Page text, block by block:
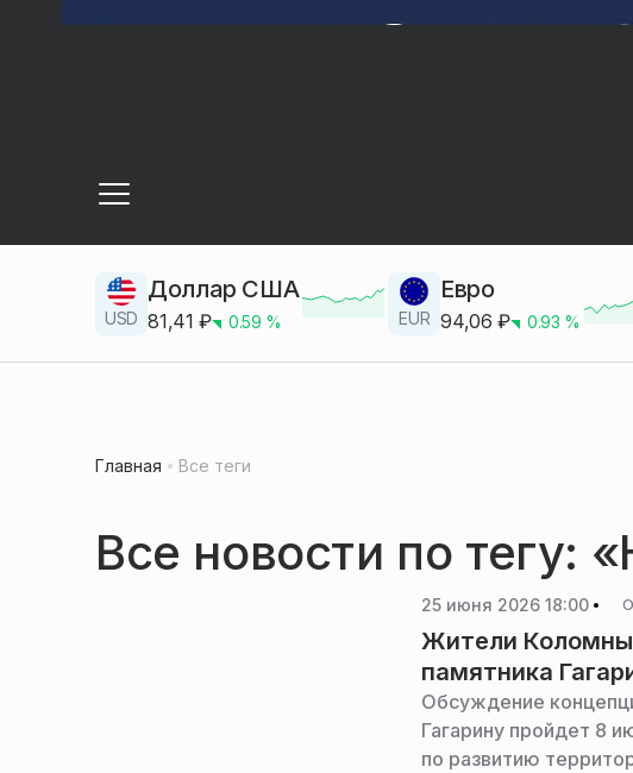
USD
Доллар США
81,41 ₽ 0.59 % EUR
Евро
94,06 ₽ 0.93 %
Главная Все теги
Все новости по тегу:
25 июня 2026 18:00
Жители Коломны
памятника
Обсуждение
Гагарину пройдет 8
по развитию